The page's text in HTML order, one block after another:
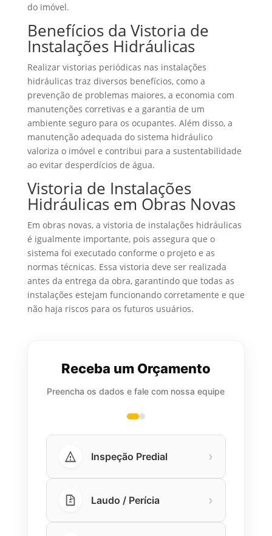
do imóvel.
Benefícios da Vistoria de
Instalações Hidráulicas
Realizar vistorias periódicas nas instalações
hidráulicas traz diversos benefícios, como a
prevenção de problemas maiores, a economia com
manutenções corretivas e a garantia de um
ambiente seguro para os ocupantes. Além disso, a
manutenção adequada do sistema hidráulico
valoriza o imóvel e contribui para a sustentabilidade
ao evitar desperdícios de água.
Vistoria de Instalações
Hidráulicas em Obras Novas
Em obras novas, a vistoria de instalações hidráulicas
é igualmente importante, pois assegura que o
sistema foi executado conforme o projeto e as
normas técnicas. Essa vistoria deve ser realizada
antes da entrega da obra, garantindo que todas as
instalações estejam funcionando corretamente e que
não haja riscos para os futuros usuários.
Receba um Orçamento
Preencha os dados e fale com nossa equipe
Inspeção Predial ›
Laudo / Perícia ›